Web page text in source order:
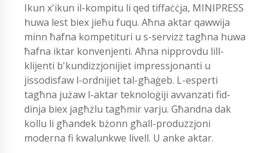
Ikun x'ikun il-kompitu li qed tiffaċċja, MINIPRESS
huwa lest biex jieħu fuqu. Aħna aktar qawwija
minn ħafna kompetituri u s-servizz tagħna huwa
ħafna iktar konvenjenti. Aħna nipprovdu lill-
klijenti b'kundizzjonijiet impressjonanti u
jissodisfaw l-ordnijiet tal-għaġeb. L-esperti
tagħna jużaw l-aktar teknoloġiji avvanzati fid-
dinja biex jagħżlu tagħmir varju. Għandna dak
kollu li għandek bżonn għall-produzzjoni
moderna fi kwalunkwe livell. U anke aktar.